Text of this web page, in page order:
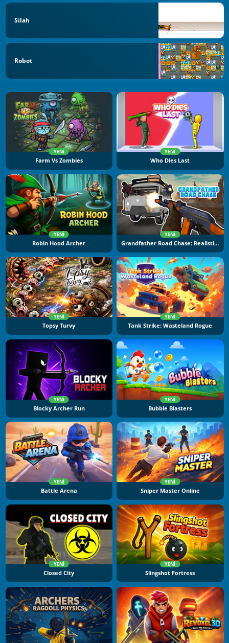
Silah
Robot
YENI
Farm Vs Zombies
YENI
Who Dies Last
YENI
Robin Hood Archer
YENI
Grandfather Road Chase: Realistic Shooter
YENI
Topsy Turvy
YENI
Tank Strike: Wasteland Rogue
YENI
Blocky Archer Run
YENI
Bubble Blasters
YENI
Battle Arena
YENI
Sniper Master Online
YENI
Closed City
YENI
Slingshot Fortress